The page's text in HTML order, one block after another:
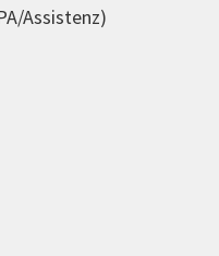
Assistenz)